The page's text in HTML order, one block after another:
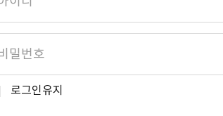
로그인유지